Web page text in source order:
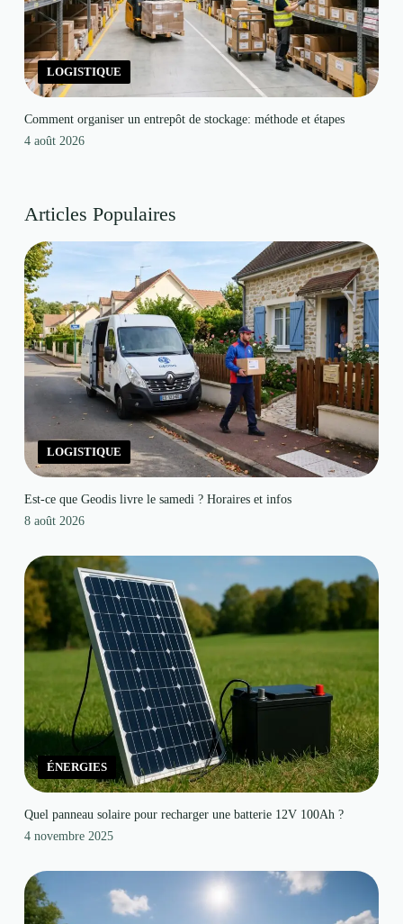
LOGISTIQUE
Comment organiser un entrepôt de stockage: méthode et étapes
4 août 2026
Articles Populaires
LOGISTIQUE
Est-ce que Geodis livre le samedi ? Horaires et infos
8 août 2026
ÉNERGIES
Quel panneau solaire pour recharger une batterie 12V 100Ah ?
4 novembre 2025